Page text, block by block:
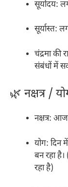
सूर्योदय:
सूर्यास्त:
चंद्रमा की
संबंधों में
🌿 नक्षत्र /
नक्षत्र:
योग: दिन
बन रहा
रहा है)